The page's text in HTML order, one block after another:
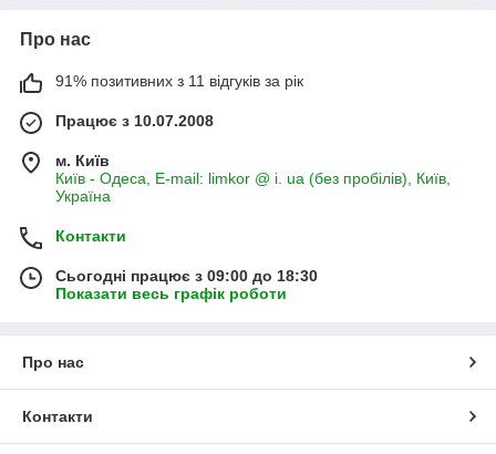
Про нас
91% позитивних з 11 відгуків за рік
Працює з 10.07.2008
м. Київ
Київ - Одеса, E-mail: limkor @ i. ua (без пробілів), Київ,
Україна
Контакти
Сьогодні працює з 09:00 до 18:30
Показати весь графік роботи
Про нас
Контакти